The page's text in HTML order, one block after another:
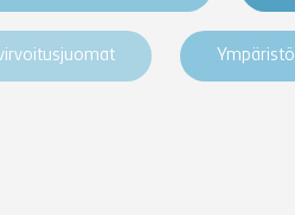
Ympäristö